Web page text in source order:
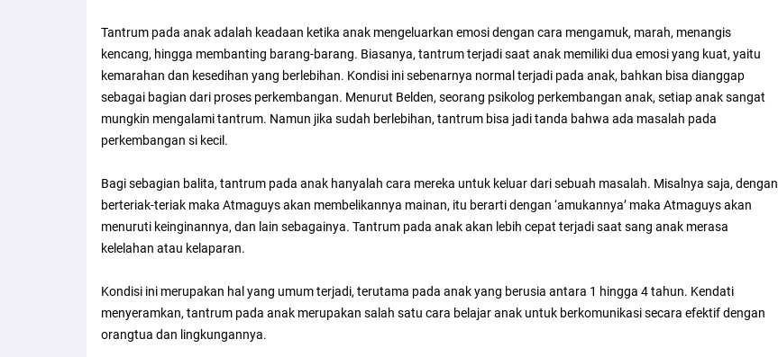
Tantrum pada anak adalah keadaan ketika anak mengeluarkan emosi dengan cara mengamuk, marah, menangis
kencang, hingga membanting barang-barang. Biasanya, tantrum terjadi saat anak memiliki dua emosi yang kuat, yaitu
kemarahan dan kesedihan yang berlebihan. Kondisi ini sebenarnya normal terjadi pada anak, bahkan bisa dianggap
sebagai bagian dari proses perkembangan. Menurut Belden, seorang psikolog perkembangan anak, setiap anak sangat
mungkin mengalami tantrum. Namun jika sudah berlebihan, tantrum bisa jadi tanda bahwa ada masalah pada
perkembangan si kecil.
Bagi sebagian balita, tantrum pada anak hanyalah cara mereka untuk keluar dari sebuah masalah. Misalnya saja, dengan
berteriak-teriak maka Atmaguys akan membelikannya mainan, itu berarti dengan ‘amukannya’ maka Atmaguys akan
menuruti keinginannya, dan lain sebagainya. Tantrum pada anak akan lebih cepat terjadi saat sang anak merasa
kelelahan atau kelaparan.
Kondisi ini merupakan hal yang umum terjadi, terutama pada anak yang berusia antara 1 hingga 4 tahun. Kendati
menyeramkan, tantrum pada anak merupakan salah satu cara belajar anak untuk berkomunikasi secara efektif dengan
orangtua dan lingkungannya.